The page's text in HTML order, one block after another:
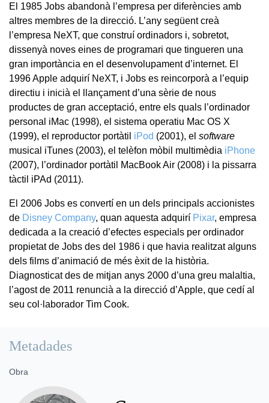
El 1985 Jobs abandonà l’empresa per diferències amb
altres membres de la direcció. L’any següent creà
l’empresa NeXT, que construí ordinadors i, sobretot,
dissenyà noves eines de programari que tingueren una
gran importància en el desenvolupament d’internet. El
1996 Apple adquirí NeXT, i Jobs es reincorporà a l’equip
directiu i inicià el llançament d’una sèrie de nous
productes de gran acceptació, entre els quals l’ordinador
personal iMac (1998), el sistema operatiu Mac OS X
(1999), el reproductor portàtil iPod (2001), el software
musical iTunes (2003), el telèfon mòbil multimèdia iPhone
(2007), l’ordinador portàtil MacBook Air (2008) i la pissarra
tàctil iPAd (2011).
El 2006 Jobs es convertí en un dels principals accionistes
de Disney Company, quan aquesta adquirí Pixar, empresa
dedicada a la creació d’efectes especials per ordinador
propietat de Jobs des del 1986 i que havia realitzat alguns
dels films d’animació de més èxit de la història.
Diagnosticat des de mitjan anys 2000 d’una greu malaltia,
l’agost de 2011 renuncià a la direcció d’Apple, que cedí al
seu col·laborador Tim Cook.
Metadades
Obra